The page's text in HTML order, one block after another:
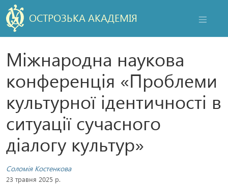
ОСТРОЗЬКА АКАДЕМІЯ
Міжнародна наукова
конференція «Проблеми
культурної ідентичності в
ситуації сучасного
діалогу культур»
Соломія Костенкова
23 травня 2025 р.